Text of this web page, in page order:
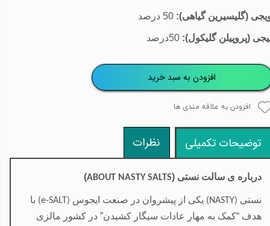
(گلیسیرین گیاهی):
(پروپیلن گلیکول):
افزودن به سبد خرید
افزودن به علاقه مندی ها
توضیحات تکمیلی نظرات
درباره ی سالت نستی (ABOUT NASTY SALTS
)
نستی (NASTY) یکی از پیشروان در صنعت ایجوس (e-SALT) با
هدف “کمک به مهار عادات سیگار کشیدن” در کشور مالزی